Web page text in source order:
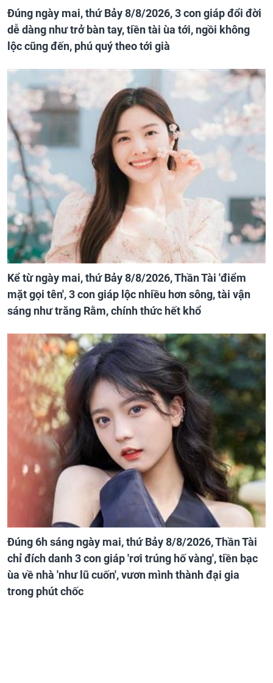
Đúng ngày mai, thứ Bảy 8/8/2026, 3 con giáp đổi đời
dễ dàng như trở bàn tay, tiền tài ùa tới, ngồi không
lộc cũng đến, phú quý theo tới già
Kể từ ngày mai, thứ Bảy 8/8/2026, Thần Tài 'điểm
mặt gọi tên', 3 con giáp lộc nhiều hơn sông, tài vận
sáng như trăng Rằm, chính thức hết khổ
Đúng 6h sáng ngày mai, thứ Bảy 8/8/2026, Thần Tài
chỉ đích danh 3 con giáp 'rơi trúng hố vàng', tiền bạc
ùa về nhà 'như lũ cuốn', vươn mình thành đại gia
trong phút chốc